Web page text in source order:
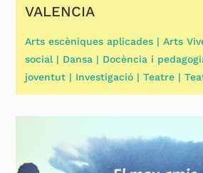
VALENCIA
Arts escèniques aplicades | Arts
social | Dansa | Docència i
joventut | Investigació | Teatre |